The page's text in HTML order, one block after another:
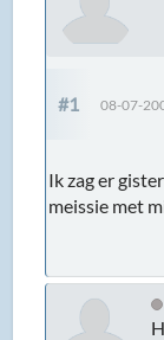
#1 08-07-
Ik zag er
meissie met